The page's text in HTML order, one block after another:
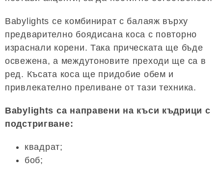
Babylights се комбинират с балаяж върху
предварително боядисана коса с повторно
израснали корени. Така прическата ще бъде
освежена, а междутоновите преходи ще са в
ред. Късата коса ще придобие обем и
привлекателно преливане от тази техника.
Babylights са направени на къси къдрици с
подстригване:
квадрат;
боб;